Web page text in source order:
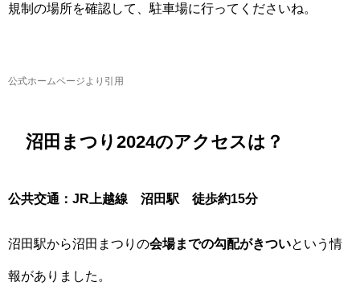
規制の場所を確認して、駐車場に行ってくださいね。
公式ホームページより引用
沼田まつり2024のアクセスは？
公共交通：JR上越線 沼田駅 徒歩約15分
沼田駅から沼田まつりの会場までの勾配がきついという情
報がありました。